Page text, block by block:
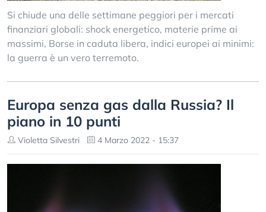
Si chiude una delle settimane peggiori per i mercati
finanziari globali: shock energetico, materie prime ai
massimi, Borse in caduta libera, indici europei ai minimi:
la guerra è un vero terremoto.
Europa senza gas dalla Russia? Il
piano in 10 punti
Violetta Silvestri 4 Marzo 2022 - 15:37